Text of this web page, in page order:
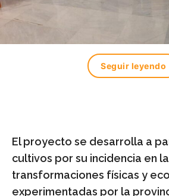
Seguir leyendo
El proyecto se desarrolla a
cultivos por su incidencia en
transformaciones físicas y
experimentadas por la